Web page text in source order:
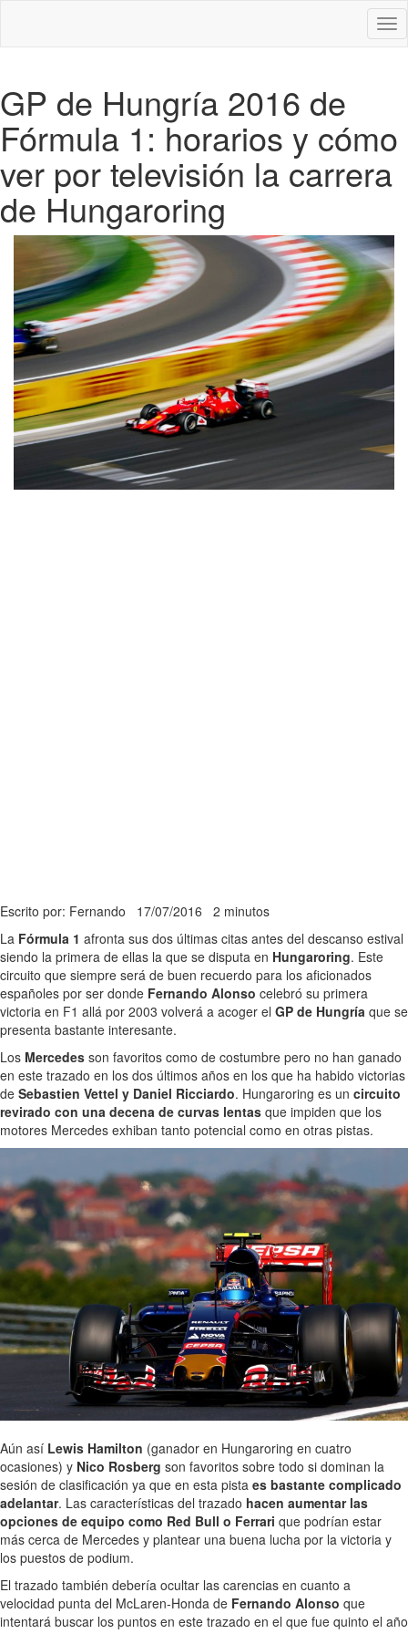
GP de Hungría 2016 de
Fórmula 1: horarios y cómo
ver por televisión la carrera
de Hungaroring
Escrito por: Fernando 17/07/2016 2 minutos
La Fórmula 1 afronta sus dos últimas citas antes del descanso estival
siendo la primera de ellas la que se disputa en Hungaroring. Este
circuito que siempre será de buen recuerdo para los aficionados
españoles por ser donde Fernando Alonso celebró su primera
victoria en F1 allá por 2003 volverá a acoger el GP de Hungría que se
presenta bastante interesante.
Los Mercedes son favoritos como de costumbre pero no han ganado
en este trazado en los dos últimos años en los que ha habido victorias
de Sebastien Vettel y Daniel Ricciardo. Hungaroring es un circuito
revirado con una decena de curvas lentas que impiden que los
motores Mercedes exhiban tanto potencial como en otras pistas.
Aún así Lewis Hamilton (ganador en Hungaroring en cuatro
ocasiones) y Nico Rosberg son favoritos sobre todo si dominan la
sesión de clasificación ya que en esta pista es bastante complicado
adelantar. Las características del trazado hacen aumentar las
opciones de equipo como Red Bull o Ferrari que podrían estar
más cerca de Mercedes y plantear una buena lucha por la victoria y
los puestos de podium.
El trazado también debería ocultar las carencias en cuanto a
velocidad punta del McLaren-Honda de Fernando Alonso que
intentará buscar los puntos en este trazado en el que fue quinto el año